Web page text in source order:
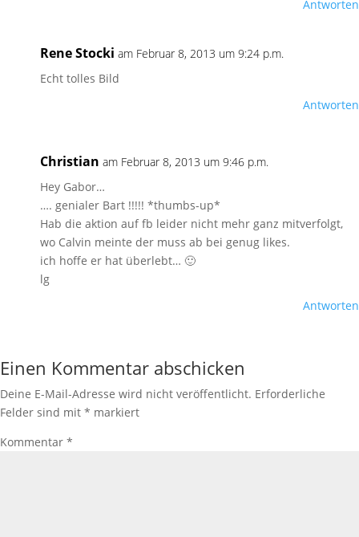
Antworten
Rene Stocki am Februar 8, 2013 um 9:24 p.m.
Echt tolles Bild
Antworten
Christian am Februar 8, 2013 um 9:46 p.m.
Hey Gabor…
…. genialer Bart !!!!! *thumbs-up*
Hab die aktion auf fb leider nicht mehr ganz mitverfolgt,
wo Calvin meinte der muss ab bei genug likes.
ich hoffe er hat überlebt… 🙂
lg
Antworten
Einen Kommentar abschicken
Deine E-Mail-Adresse wird nicht veröffentlicht. Erforderliche
Felder sind mit * markiert
Kommentar *